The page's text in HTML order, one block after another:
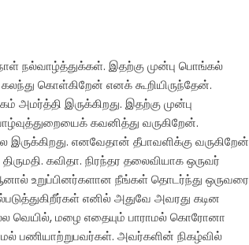
நல்வாழ்த்துக்கள். இதற்கு முன்பு பொங்கல்
கொள்கிறேன் எனக் கூறியிருந்தேன்.
இருக்கிறது. இதற்கு முன்பு
கவனித்து வருகிறேன்.
எனவேதான் தீபாவளிக்கு வருகிறேன்
கவிதா. நிரந்தர தலைவியாக ஒருவர்
உறுப்பினர்களான நீங்கள் தொடர்ந்து ஒருவரை
எனில் அதுவே அவரது கடின
வெயில், மழை எதையும் பாராமல் கொரோனா
பணியாற்றுபவர்கள். அவர்களின் நிகழ்வில்